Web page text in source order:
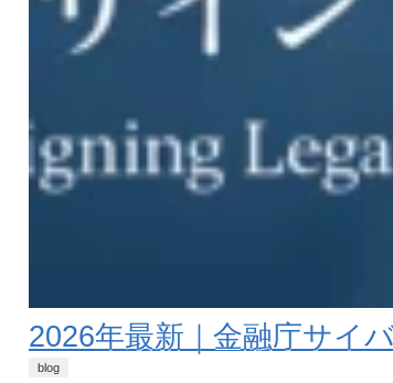
2026年最新｜金融庁サイ
blog